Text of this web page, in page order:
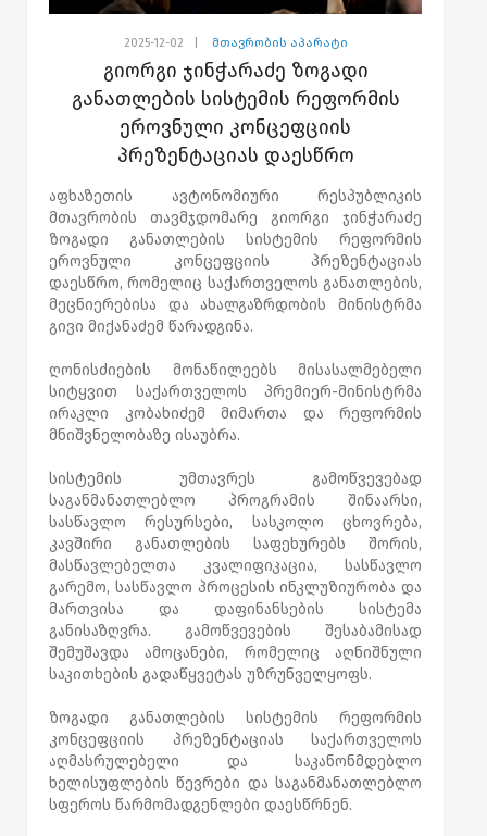
2025-12-02 მთავრობის აპარატი
გიორგი ჯინჭარაძე ზოგადი
განათლების სისტემის რეფორმის
ეროვნული კონცეფციის
პრეზენტაციას დაესწრო
აფხაზეთის ავტონომიური რესპუბლიკის
მთავრობის თავმჯდომარე გიორგი ჯინჭარაძე
ზოგადი განათლების სისტემის რეფორმის
ეროვნული კონცეფციის პრეზენტაციას
დაესწრო, რომელიც საქართველოს განათლების,
მეცნიერებისა და ახალგაზრდობის მინისტრმა
გივი მიქანაძემ წარადგინა.
ღონისძიების მონაწილეებს მისასალმებელი
სიტყვით საქართველოს პრემიერ-მინისტრმა
ირაკლი კობახიძემ მიმართა და რეფორმის
მნიშვნელობაზე ისაუბრა.
სისტემის უმთავრეს გამოწვევებად
საგანმანათლებლო პროგრამის შინაარსი,
სასწავლო რესურსები, სასკოლო ცხოვრება,
კავშირი განათლების საფეხურებს შორის,
მასწავლებელთა კვალიფიკაცია, სასწავლო
გარემო, სასწავლო პროცესის ინკლუზიურობა და
მართვისა და დაფინანსების სისტემა
განისაზღვრა. გამოწვევების შესაბამისად
შემუშავდა ამოცანები, რომელიც აღნიშნული
საკითხების გადაწყვეტას უზრუნველყოფს.
ზოგადი განათლების სისტემის რეფორმის
კონცეფციის პრეზენტაციას საქართველოს
აღმასრულებელი და საკანონმდებლო
ხელისუფლების წევრები და საგანმანათლებლო
სფეროს წარმომადგენლები დაესწრნენ.